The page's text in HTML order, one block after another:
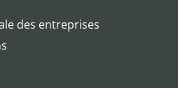
des entreprises